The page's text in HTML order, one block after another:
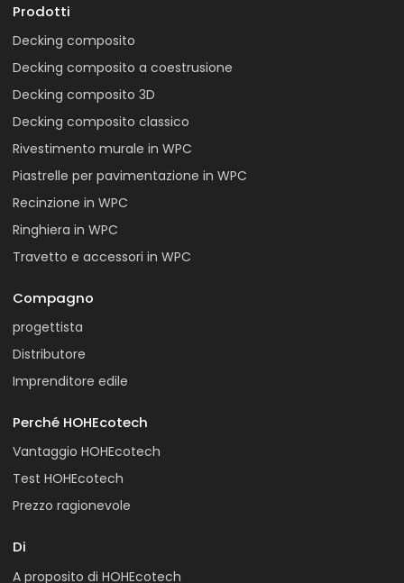
Prodotti
Decking composito
Decking composito a coestrusione
Decking composito 3D
Decking composito classico
Rivestimento murale in WPC
Piastrelle per pavimentazione in WPC
Recinzione in WPC
Ringhiera in WPC
Travetto e accessori in WPC
Compagno
progettista
Distributore
Imprenditore edile
Perché HOHEcotech
Vantaggio HOHEcotech
Test HOHEcotech
Prezzo ragionevole
Di
A proposito di HOHEcotech